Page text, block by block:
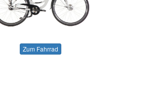
Zum Fahrrad